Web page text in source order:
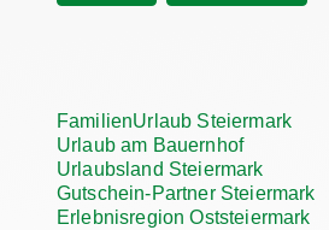
FamilienUrlaub Steiermark
Urlaub am Bauernhof
Urlaubsland Steiermark
Gutschein-Partner Steiermark
Erlebnisregion Oststeiermark